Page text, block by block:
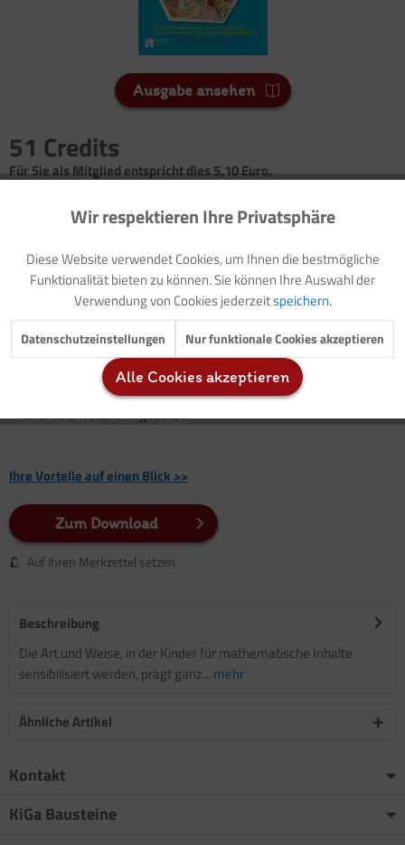
Ausgabe ansehen
51 Credits
Für Sie als Mitglied entspricht dies 5,10 Euro.
Seitenanzahl
Vorwort: Thematische Einführung (mit Buch-/CD-Tipp)
Der Zahlenraum von eins bis zwölf
Lied: Kleiner Zahlenkanon
Mengen erfassen: Würfel-Gruppen
Gestaltungsanregung: Zahlen kneten
Mengen erfassen: Tiere zählen(mit Poster)
Und viele weitere Angebote...
Ihre Vorteile auf einen Blick >>
Zum Download
Auf Ihren Merkzettel setzen
Beschreibung
Die Art und Weise, in der Kinder für mathematische Inhalte
sensibilisiert werden, prägt ganz... mehr
Ähnliche Artikel
Kontakt
KiGa Bausteine
Funktionale Aktiv
Marketing Inaktiv
Tracking Inaktiv
Inaktiv
Wir respektieren Ihre Privatsphäre
Diese Website verwendet Cookies, um Ihnen die bestmögliche
Funktionalität bieten zu können. Sie können Ihre Auswahl der
Verwendung von Cookies jederzeitspeichern.
Datenschutzeinstellungen Nur funktionale Cookies akzeptieren
Alle Cookies akzeptieren